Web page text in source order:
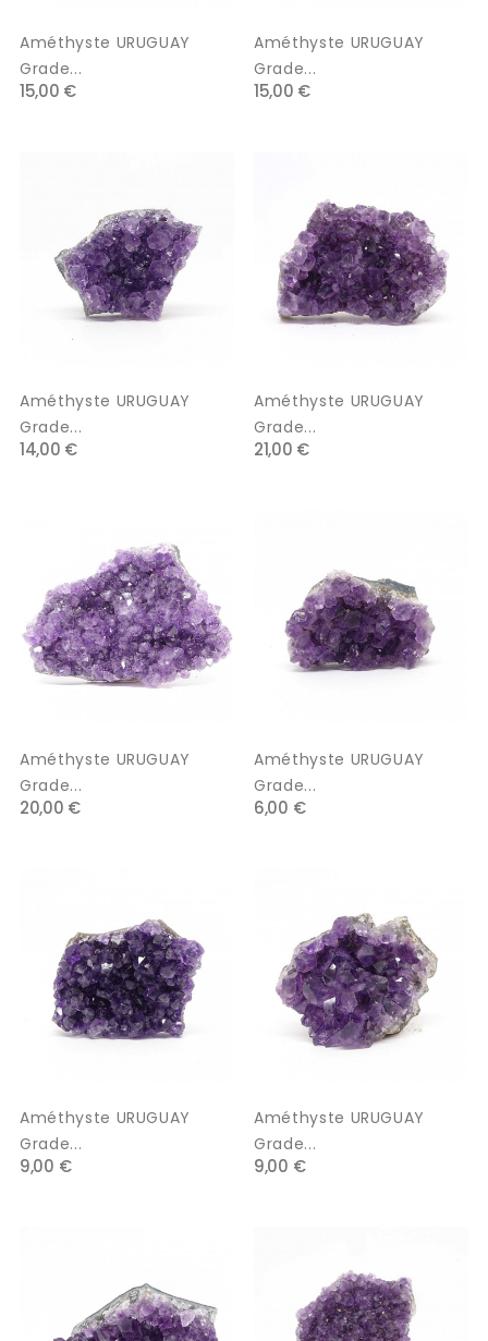
Améthyste URUGUAY
Grade...
15,00 €
Améthyste URUGUAY
Grade...
15,00 €
Améthyste URUGUAY
Grade...
14,00 €
Améthyste URUGUAY
Grade...
21,00 €
Améthyste URUGUAY
Grade...
20,00 €
Améthyste URUGUAY
Grade...
6,00 €
Améthyste URUGUAY
Grade...
9,00 €
Améthyste URUGUAY
Grade...
9,00 €